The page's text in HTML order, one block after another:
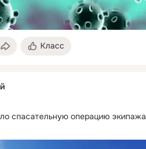
Класс
спасательную операцию экипажа